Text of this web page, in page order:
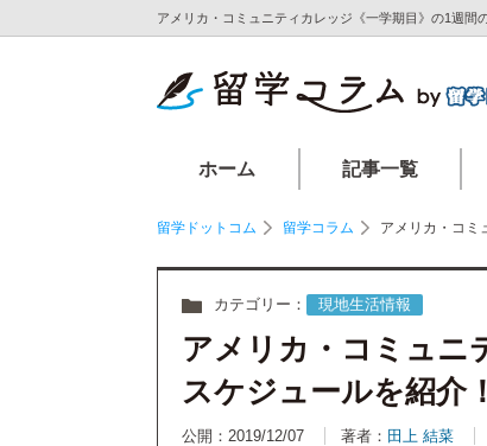
アメリカ・コミュニティカレッジ《一学期目》の1週
ホーム 記事一覧
留学ドットコム 留学コラム アメリカ・コミ
カテゴリー： 現地生活情報
アメリカ・コミュニ
スケジュールを紹介！
公開：2019/12/07 著者： 田上 結菜